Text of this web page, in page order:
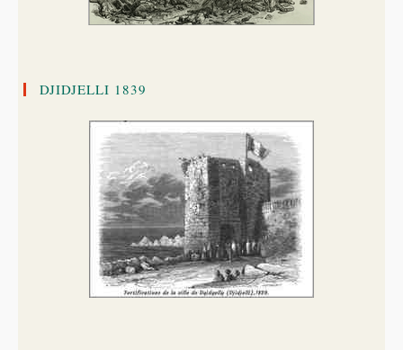
DJIDJELLI 1839